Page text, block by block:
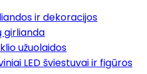
ir dekoracijos
girlianda
užuolaidos
LED šviestuvai ir figūros